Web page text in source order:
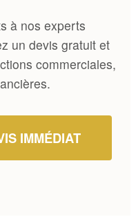
à nos experts
un devis gratuit et
commerciales,
IMMÉDIAT